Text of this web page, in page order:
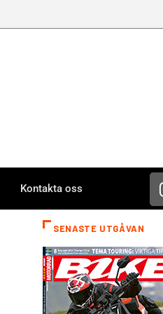
Kontakta oss
SENASTE UTGÅVAN